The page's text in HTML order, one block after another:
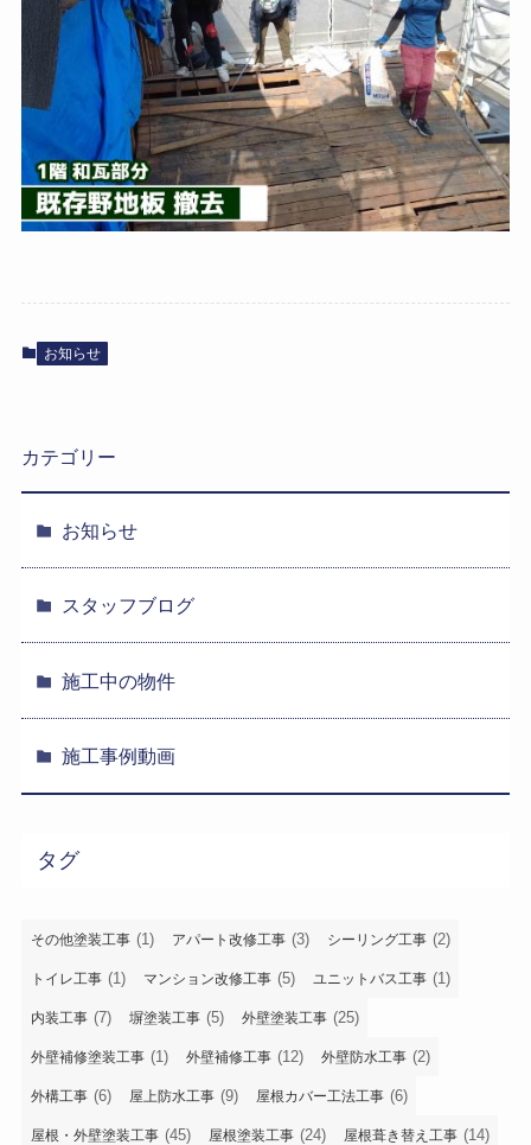
お知らせ
カテゴリー
お知らせ
スタッフブログ
施工中の物件
施工事例動画
タグ
その他塗装工事 (1) アパート改修工事 (3) シーリング工事 (2)
トイレ工事 (1) マンション改修工事 (5) ユニットバス工事 (1)
内装工事 (7) 塀塗装工事 (5) 外壁塗装工事 (25)
外壁補修塗装工事 (1) 外壁補修工事 (12) 外壁防水工事 (2)
外構工事 (6) 屋上防水工事 (9) 屋根カバー工法工事 (6)
屋根・外壁塗装工事 (45) 屋根塗装工事 (24) 屋根葺き替え工事 (14)